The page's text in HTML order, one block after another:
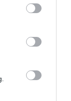
may click to
party tags to
below Google
2023